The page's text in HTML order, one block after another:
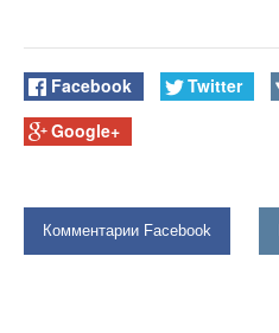
Facebook Twitter
Google+
Комментарии Facebook